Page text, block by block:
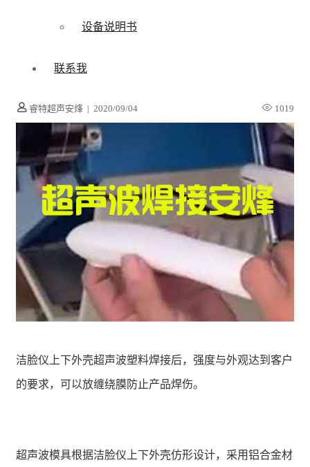
设备说明书
联系我
睿特超声安烽 | 2020/09/04 1019
洁脸仪上下外壳超声波塑料焊接后，强度与外观达到客户
的要求，可以放缠绕膜防止产品焊伤。
超声波模具根据洁脸仪上下外壳仿形设计，采用铝合金材